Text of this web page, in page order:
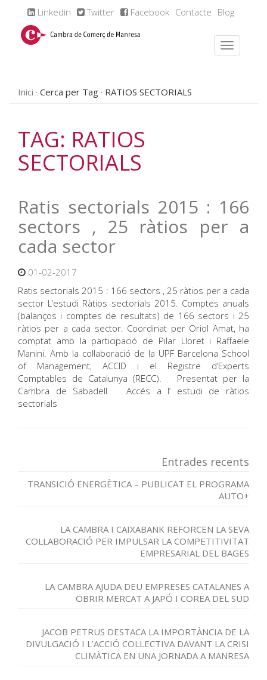
Linkedin Twitter Facebook Contacte Blog
Inici Cerca per Tag RATIOS SECTORIALS
TAG: RATIOS
SECTORIALS
Ratis sectorials 2015 : 166
sectors , 25 ràtios per a
cada sector
01-02-2017
Ratis sectorials 2015 : 166 sectors , 25 ràtios per a cada
sector L’estudi Ràtios sectorials 2015. Comptes anuals
(balanços i comptes de resultats) de 166 sectors i 25
ràtios per a cada sector. Coordinat per Oriol Amat, ha
comptat amb la participació de Pilar Lloret i Raffaele
Manini. Amb la col·laboració de la UPF Barcelona School
of Management, ACCID i el Registre d’Experts
Comptables de Catalunya (RECC). Presentat per la
Cambra de Sabadell Accés a l’ estudi de ràtios
sectorials
Entrades recents
TRANSICIÓ ENERGÈTICA – PUBLICAT EL PROGRAMA
AUTO+
LA CAMBRA I CAIXABANK REFORCEN LA SEVA
COL·LABORACIÓ PER IMPULSAR LA COMPETITIVITAT
EMPRESARIAL DEL BAGES
LA CAMBRA AJUDA DEU EMPRESES CATALANES A
OBRIR MERCAT A JAPÓ I COREA DEL SUD
JACOB PETRUS DESTACA LA IMPORTÀNCIA DE LA
DIVULGACIÓ I L’ACCIÓ COL·LECTIVA DAVANT LA CRISI
CLIMÀTICA EN UNA JORNADA A MANRESA